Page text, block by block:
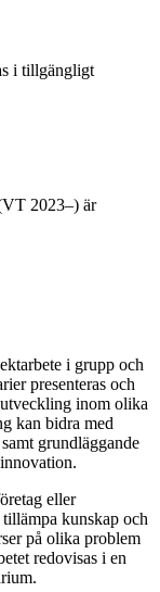
i tillgängligt
2023–) är
i grupp och
presenteras och
inom olika
kan bidra med
grundläggande
eller
kunskap och
på olika problem
redovisas i en